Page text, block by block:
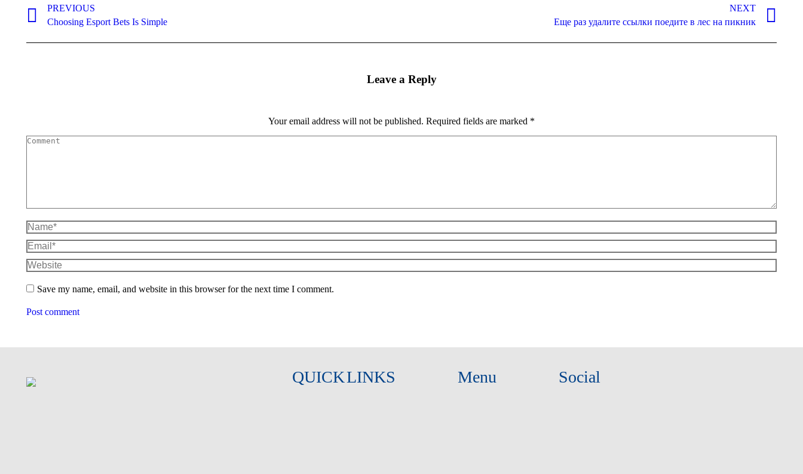
navigation
PREVIOUS
Previous
Choosing Esport Bets Is Simple
NEXT
Eще раз удалите ссылки поедите в лес на пикник
Leave a Reply
Your email address will not be published. Required fields are marked *
Comment
Name *
Email *
Website
Save my name, email, and website in this browser for the next time I comment.
Post comment
QUICK LINKS Menu Social